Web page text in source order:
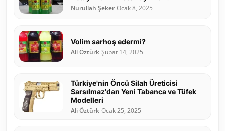
Nurullah Şeker Ocak 8, 2025
Volim sarhoş edermi?
Ali Öztürk Şubat 14, 2025
Türkiye'nin Öncü Silah Üreticisi
Sarsılmaz'dan Yeni Tabanca ve Tüfek
Modelleri
Ali Öztürk Ocak 25, 2025